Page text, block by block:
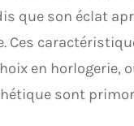
que son éclat
Ces
en horlogerie,
sont